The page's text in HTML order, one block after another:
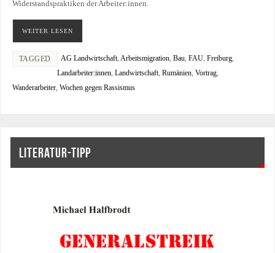
Widerstandspraktiken der Arbeiter:innen.
WEITER LESEN
TAGGED AG Landwirtschaft, Arbeitsmigration, Bau, FAU, Freiburg,
Landarbeiter:innen, Landwirtschaft, Rumänien, Vortrag,
Wanderarbeiter, Wochen gegen Rassismus
LITERATUR-TIPP